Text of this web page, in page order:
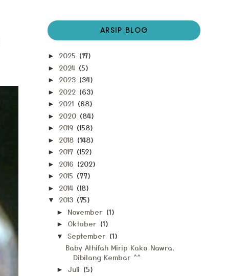
ARSIP BLOG
► 2025 (17)
► 2024 (5)
► 2023 (34)
► 2022 (63)
► 2021 (68)
► 2020 (84)
► 2019 (158)
► 2018 (148)
► 2017 (152)
► 2016 (202)
► 2015 (77)
► 2014 (18)
▼ 2013 (75)
► November (1)
► Oktober (1)
▼ September (1)
Baby Athifah Mirip Kaka Nawra,
Dibilang Kembar ^^
► Juli (5)